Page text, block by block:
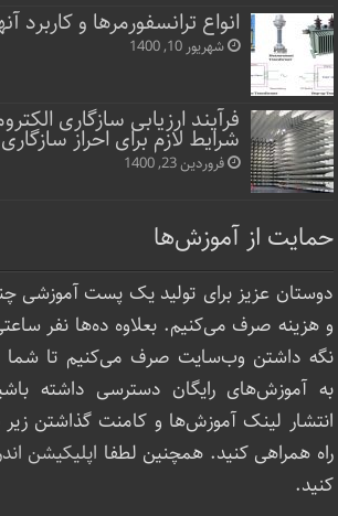
انواع ترانسفورمرها و کاربرد
شهریور 10, 1400
فرآیند ارزیابی سازگاری
شرایط لازم برای احراز سازگاری
فروردین 23, 1400
حمایت از آموزش‌ها
دوستان عزیز برای تولید یک پست آموزشی
و هزینه صرف می‌کنیم. بعلاوه ده‌ها نفر
نگه داشتن وب‌سایت صرف ‌می‌کنیم تا شما
به آموزش‌های رایگان دسترسی داشته
انتشار لینک‌ آموزش‌ها و کامنت گذاشتن زیر
راه همراهی کنید. همچنین لطفا اپلیکیشن
کنید.